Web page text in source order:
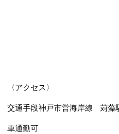
〈アクセス〉
交通手段神戸市営海岸線 苅藻
車通勤可